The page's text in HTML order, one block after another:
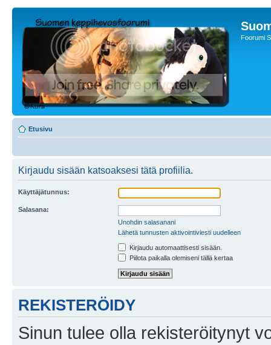
Foorumi
Etusivu
Kirjaudu sisään katsoaksesi tätä profiilia.
Käyttäjätunnus:
Salasana:
Unohdin salasanani
Lähetä tunnusten aktivointiviesti uudelleen
Kirjaudu automaattisesti sisään.
Piilota paikalla olemiseni tällä kertaa
REKISTERÖIDY
Sinun tulee olla rekisteröitynyt